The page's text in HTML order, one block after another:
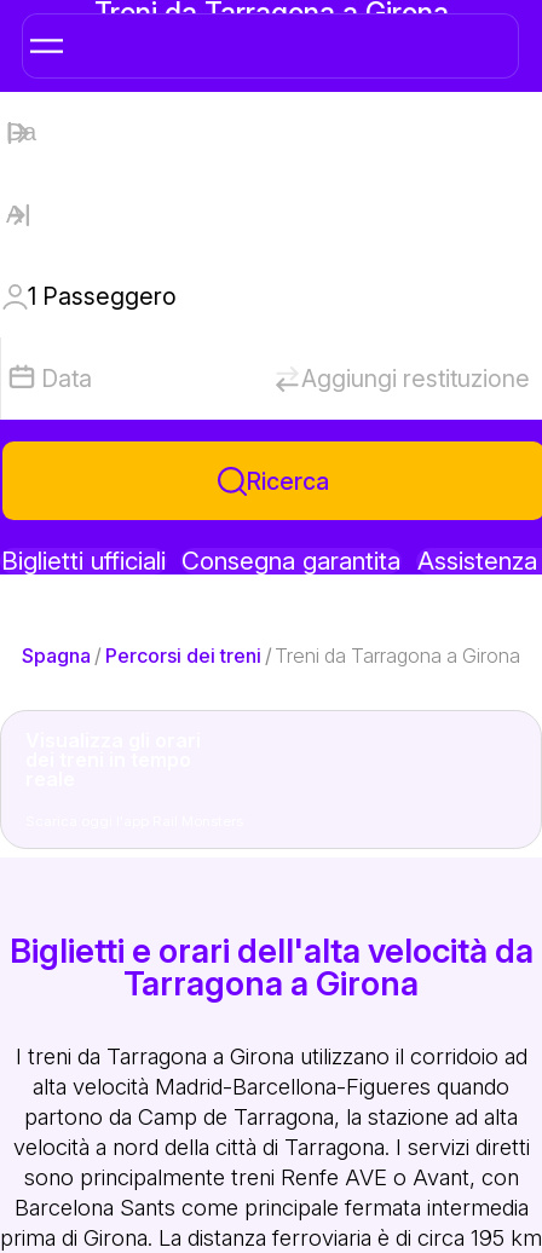
Treni da Tarragona a Girona
1 Passeggero
Data Aggiungi restituzione
Ricerca
Biglietti ufficiali Consegna garantita
Spagna/ Percorsi dei treni/ Treni da Tarragona a Girona
Biglietti e orari dell'alta velocità da
Tarragona a Girona
I treni da Tarragona a Girona utilizzano il corridoio ad
alta velocità Madrid-Barcellona-Figueres quando
partono da Camp de Tarragona, la stazione ad alta
velocità a nord della città di Tarragona. I servizi diretti
sono principalmente treni Renfe AVE o Avant, con
Barcelona Sants come principale fermata intermedia
prima di Girona. La distanza ferroviaria è di circa 195 km